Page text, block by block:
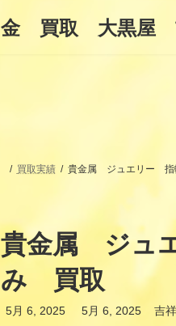
金 買取 大黒屋
買取実績 貴金属 ジュエリー
貴金属 ジュ
み 買取
5月 6, 2025
最
5月 6, 2025 吉